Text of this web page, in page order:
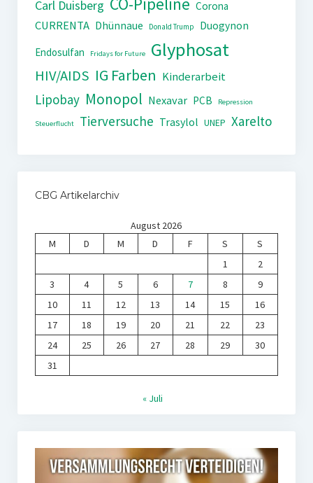
Carl Duisberg Corona
CURRENTA Dhünnaue Donald Trump
Duogynon
Endosulfan
Fridays for Future Glyphosat
HIV/AIDS IG Farben Kinderarbeit
Lipobay Monopol Nexavar PCB Repression
Steuerflucht Tierversuche Trasylol UNEP Xarelto
CBG Artikelarchiv
August 2026
M
D M D F S
S
1
2
3
4 5 6 7 8
9
10
11 12 13 14 15
16
17
18 19 20 21 22
23
24
25 26 27 28 29
30
31
« Juli